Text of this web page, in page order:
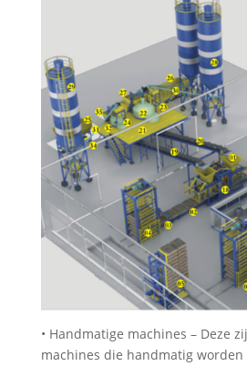
• Handmatige machines – Deze
machines die handmatig worden